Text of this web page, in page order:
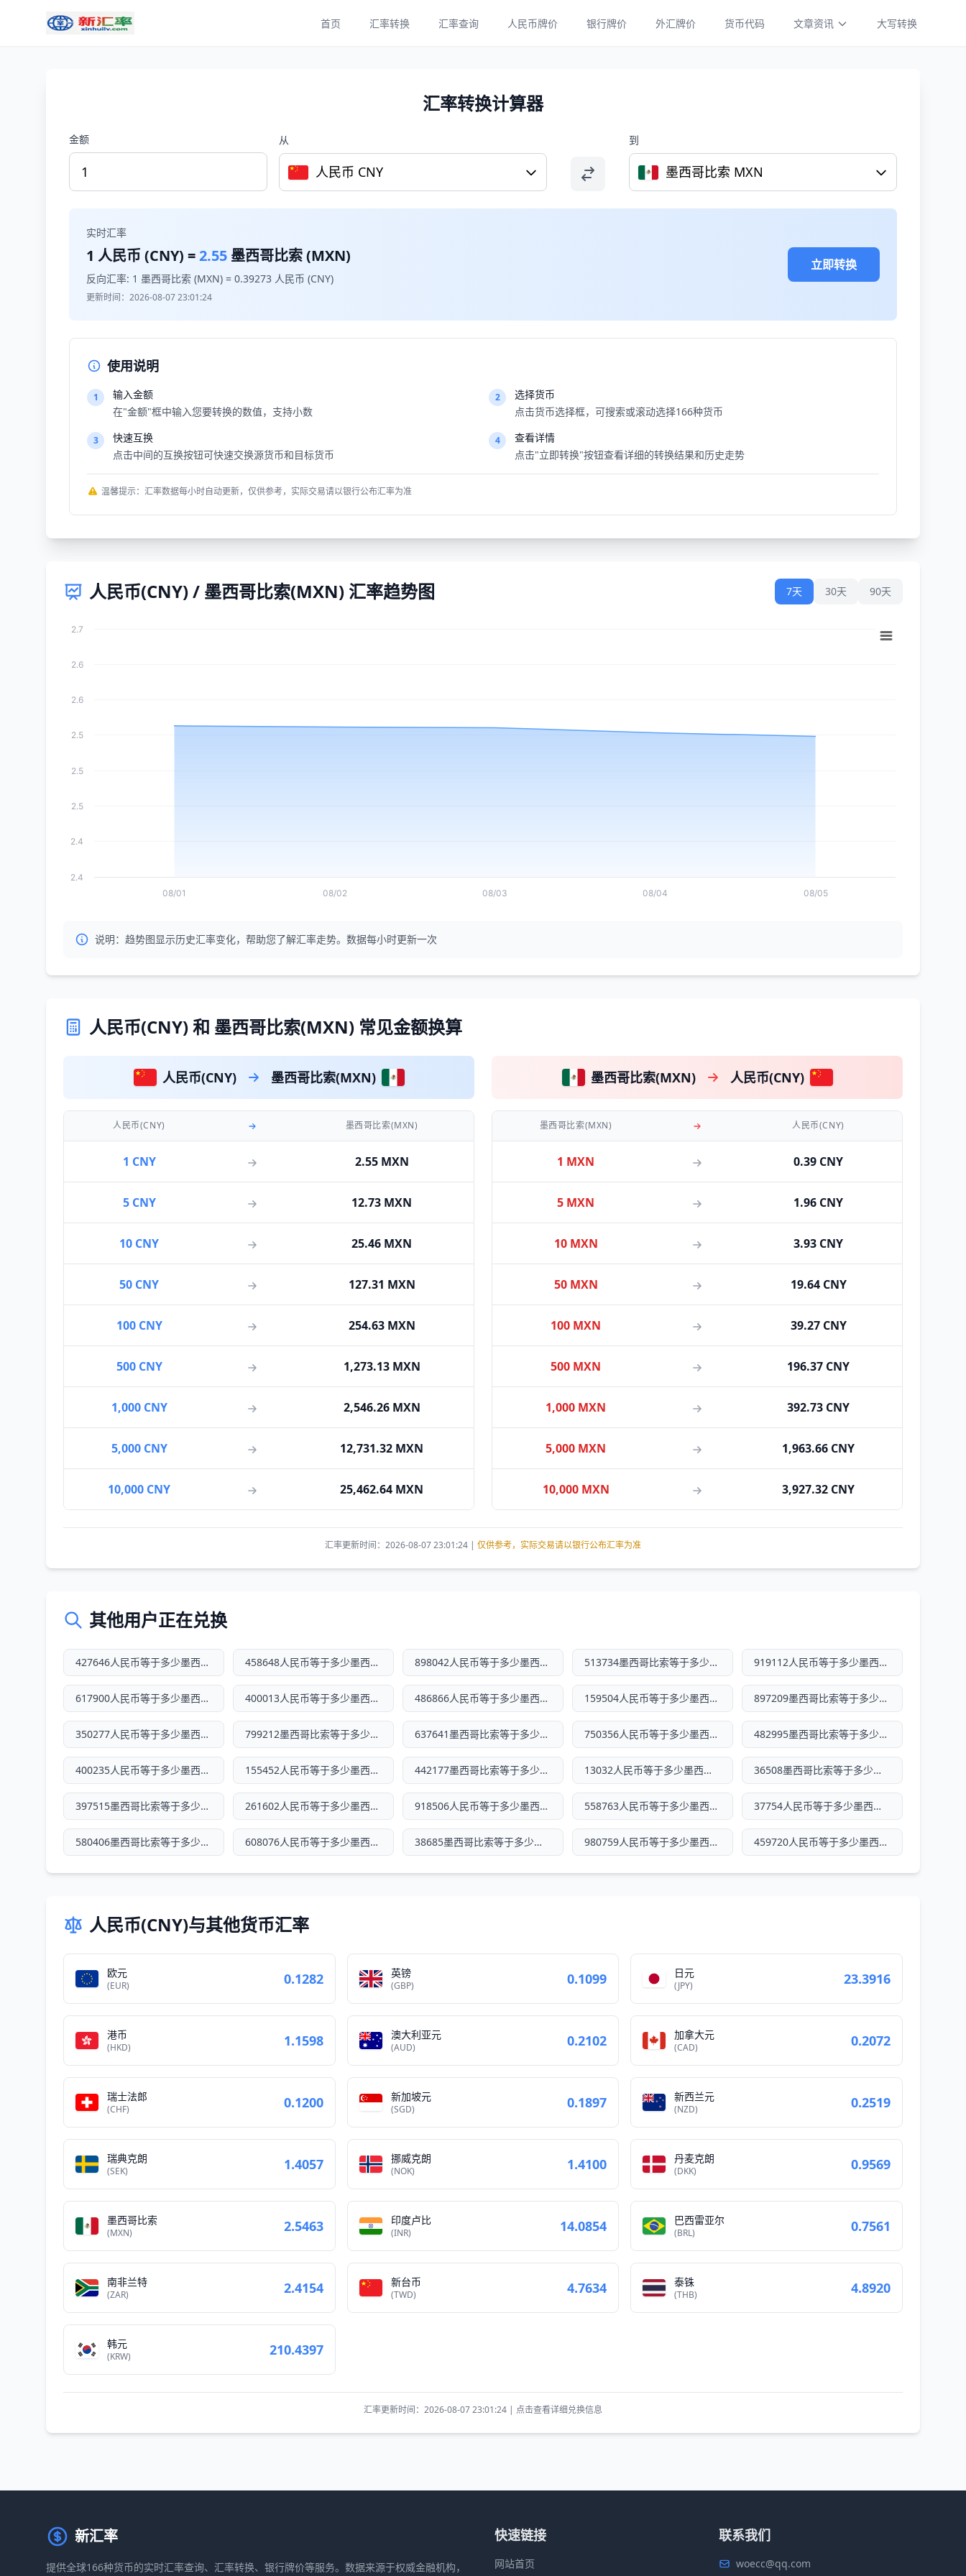
首页 汇率转换 汇率查询 人民币牌价 银行牌价 外汇牌价 货币代码 文章资讯 大写转换
汇率转换计算器
金额 从
人民币 CNY
到
墨西哥比索 MXN
实时汇率
1 人民币 (CNY) =2.55 墨西哥比索 (MXN)
反向汇率: 1 墨西哥比索 (MXN) = 0.39273 人民币 (CNY)
更新时间：2026-08-07 23:01:24
立即转换
使用说明
1
输入金额
在"金额"框中输入您要转换的数值，支持小数
2
选择货币
点击货币选择框，可搜索或滚动选择166种货币
3
快速互换
点击中间的互换按钮可快速交换源货币和目标货币
4
查看详情
点击"立即转换"按钮查看详细的转换结果和历史走势
温馨提示：汇率数据每小时自动更新，仅供参考，实际交易请以银行公布汇率为准
人民币(CNY) / 墨西哥比索(MXN) 汇率趋势图 7天 30天 90天
08/01 08/02 08/03 08/04 08/05
2.4
2.4
2.5
2.5
2.5
2.6
2.6
2.7
说明：趋势图显示历史汇率变化，帮助您了解汇率走势。数据每小时更新一次
人民币(CNY) 和 墨西哥比索(MXN) 常见金额换算
人民币(CNY) 墨西哥比索(MXN)
人民币(CNY) 墨西哥比索(MXN)
1 CNY 2.55 MXN
5 CNY 12.73 MXN
10 CNY 25.46 MXN
50 CNY 127.31 MXN
100 CNY 254.63 MXN
500 CNY 1,273.13 MXN
1,000 CNY 2,546.26 MXN
5,000 CNY 12,731.32 MXN
10,000 CNY 25,462.64 MXN
墨西哥比索(MXN) 人民币(CNY)
墨西哥比索(MXN) 人民币(CNY)
1 MXN 0.39 CNY
5 MXN 1.96 CNY
10 MXN 3.93 CNY
50 MXN 19.64 CNY
100 MXN 39.27 CNY
500 MXN 196.37 CNY
1,000 MXN 392.73 CNY
5,000 MXN 1,963.66 CNY
10,000 MXN 3,927.32 CNY
汇率更新时间：2026-08-07 23:01:24 | 仅供参考，实际交易请以银行公布汇率为准
其他用户正在兑换
427646人民币等于多少墨西哥比索 458648人民币等于多少墨西哥比索 898042人民币等于多少墨西哥比索 513734墨西哥比索等于多少人民币 919112人民币等于多少墨西哥比索
617900人民币等于多少墨西哥比索 400013人民币等于多少墨西哥比索 486866人民币等于多少墨西哥比索 159504人民币等于多少墨西哥比索 897209墨西哥比索等于多少人民币
350277人民币等于多少墨西哥比索 799212墨西哥比索等于多少人民币 637641墨西哥比索等于多少人民币 750356人民币等于多少墨西哥比索 482995墨西哥比索等于多少人民币
400235人民币等于多少墨西哥比索 155452人民币等于多少墨西哥比索 442177墨西哥比索等于多少人民币 13032人民币等于多少墨西哥比索 36508墨西哥比索等于多少人民币
397515墨西哥比索等于多少人民币 261602人民币等于多少墨西哥比索 918506人民币等于多少墨西哥比索 558763人民币等于多少墨西哥比索 37754人民币等于多少墨西哥比索
580406墨西哥比索等于多少人民币 608076人民币等于多少墨西哥比索 38685墨西哥比索等于多少人民币 980759人民币等于多少墨西哥比索 459720人民币等于多少墨西哥比索
人民币(CNY)与其他货币汇率
欧元
(EUR) 0.1282 英镑
(GBP) 0.1099 日元
(JPY) 23.3916
港币
(HKD) 1.1598 澳大利亚元
(AUD) 0.2102 加拿大元
(CAD) 0.2072
瑞士法郎
(CHF) 0.1200 新加坡元
(SGD) 0.1897 新西兰元
(NZD) 0.2519
瑞典克朗
(SEK) 1.4057 挪威克朗
(NOK) 1.4100 丹麦克朗
(DKK) 0.9569
墨西哥比索
(MXN) 2.5463 印度卢比
(INR) 14.0854 巴西雷亚尔
(BRL) 0.7561
南非兰特
(ZAR) 2.4154 新台币
(TWD) 4.7634 泰铢
(THB) 4.8920
韩元
(KRW) 210.4397
汇率更新时间：2026-08-07 23:01:24 | 点击查看详细兑换信息
新汇率
提供全球166种货币的实时汇率查询、汇率转换、银行牌价等服务。数据来源于权威金融机构，
快速链接
网站首页
联系我们
woecc@qq.com